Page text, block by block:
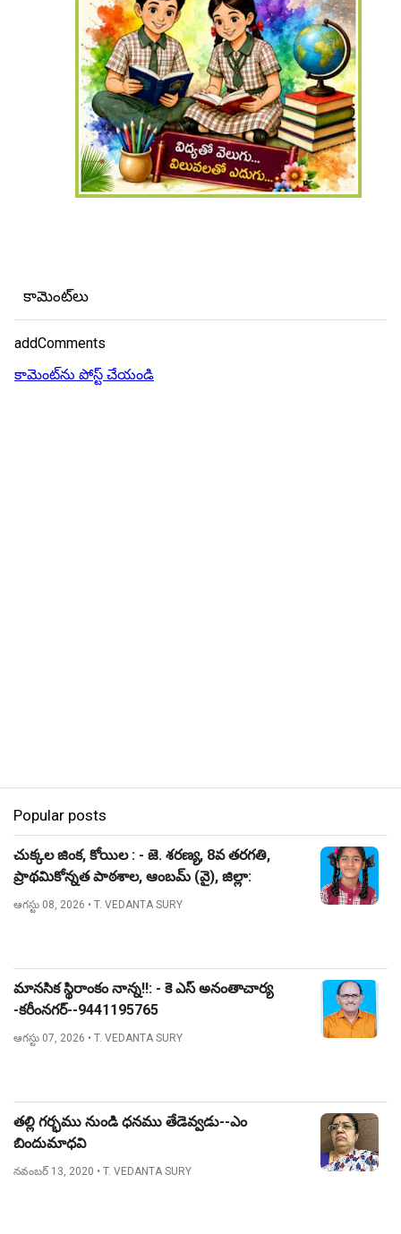
కామెంట్‌లు
addComments
కామెంట్‌ను పోస్ట్ చేయండి
Popular posts
చుక్కల జింక, కోయిల : - జె. శరణ్య, 8వ తరగతి,
ప్రాథమికోన్నత పాఠశాల, ఆంబమ్ (వై), జిల్లా:
నిజామాబాద్.
ఆగస్టు 08, 2026 • T. VEDANTA SURY
మానసిక స్థిరాంకం నాన్న!!: - కె ఎస్ అనంతాచార్య
-కరీంనగర్--9441195765
ఆగస్టు 07, 2026 • T. VEDANTA SURY
తల్లి గర్భము నుండి ధనము తేడెవ్వడు--ఎం
బిందుమాధవి
నవంబర్ 13, 2020 • T. VEDANTA SURY